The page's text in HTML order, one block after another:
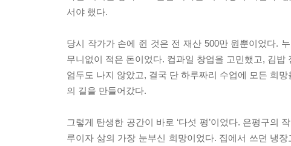
서야 했다.
당시 작가가 손에 쥔 것은 전 재산 500만 원뿐이었다.
무니없이 적은 돈이었다. 컵과일 창업을 고민했고, 김
엄두도 나지 않았고, 결국 단 하루짜리 수업에 모든 희
의 길을 만들어갔다.
그렇게 탄생한 공간이 바로 ‘다섯 평’이었다. 은평구의
루이자 삶의 가장 눈부신 희망이었다. 집에서 쓰던 냉